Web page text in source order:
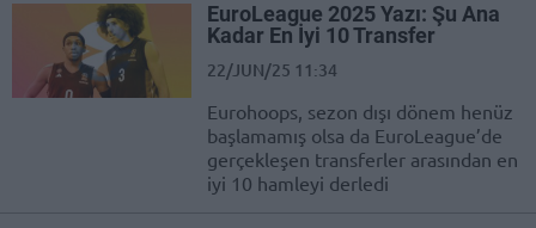
EuroLeague 2025 Yazı: Şu Ana
Kadar En İyi 10 Transfer
22/JUN/25 11:34
Eurohoops, sezon dışı dönem henüz
başlamamış olsa da EuroLeague’de
gerçekleşen transferler arasından en
iyi 10 hamleyi derledi